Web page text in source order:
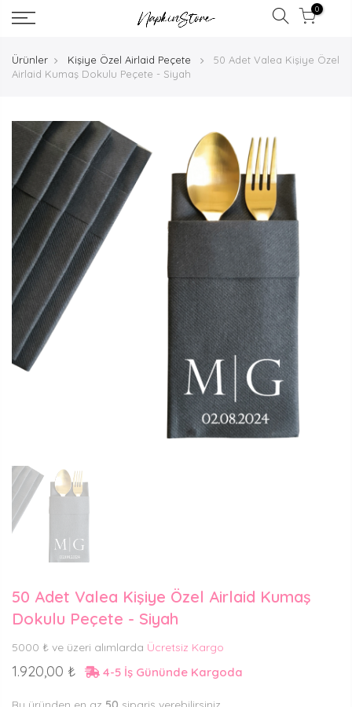
0
Ürünler Kişiye Özel Airlaid Peçete
50 Adet Valea Kişiye Özel
Airlaid Kumaş Dokulu Peçete - Siyah
50 Adet Valea Kişiye Özel Airlaid Kumaş
Dokulu Peçete - Siyah
5000 ₺ ve üzeri alımlarda Ücretsiz Kargo
1.920,00 ₺ 4-5 İş Gününde Kargoda